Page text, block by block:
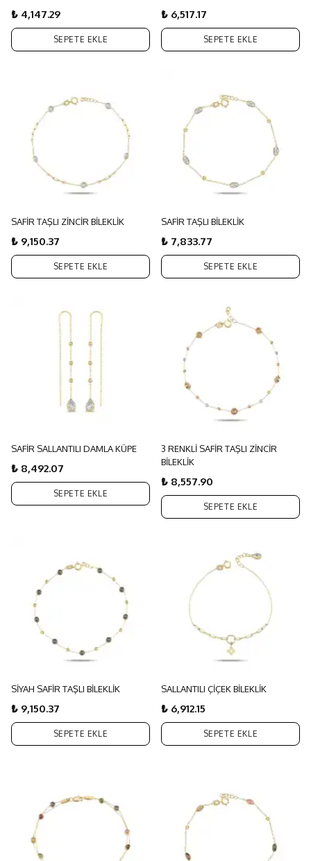
₺ 4,147.29
SEPETE EKLE
₺ 6,517.17
SEPETE EKLE
SAFİR TAŞLI ZİNCİR BİLEKLİK
₺ 9,150.37
SEPETE EKLE
SAFİR TAŞLI BİLEKLİK
₺ 7,833.77
SEPETE EKLE
SAFİR SALLANTILI DAMLA KÜPE
₺ 8,492.07
SEPETE EKLE
3 RENKLİ SAFİR TAŞLI ZİNCİR
BİLEKLİK
₺ 8,557.90
SEPETE EKLE
SİYAH SAFİR TAŞLI BİLEKLİK
₺ 9,150.37
SEPETE EKLE
SALLANTILI ÇİÇEK BİLEKLİK
₺ 6,912.15
SEPETE EKLE